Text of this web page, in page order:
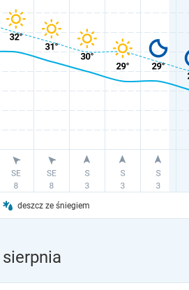
deszcz ze śniegiem